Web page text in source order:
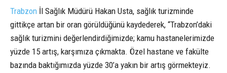
Trabzon İl Sağlık Müdürü Hakan Usta, sağlık turizminde
gittikçe artan bir oran görüldüğünü kaydederek, “Trabzon’daki
sağlık turizmini değerlendirdiğimizde; kamu hastanelerimizde
yüzde 15 artış, karşımıza çıkmakta. Özel hastane ve fakülte
bazında baktığımızda yüzde 30’a yakın bir artış görmekteyiz.